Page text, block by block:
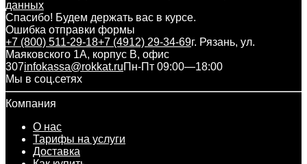
данных
Спасибо! Будем держать вас в курсе.
Ошибка отправки формы
+7 (800) 511-29-18+7 (4912) 29-34-69г. Рязань, ул.
Маяковского 1А, корпус B, офис
307infokassa@rokkat.ruПн-Пт 09:00—18:00
Мы в соц.сетях
Компания
О нас
Тарифы на услуги
Доставка